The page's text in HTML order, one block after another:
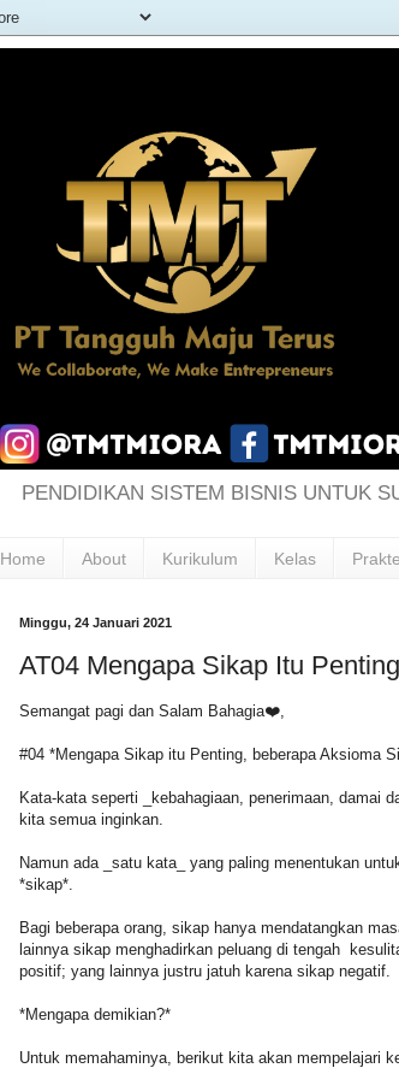
PENDIDIKAN SISTEM BISNIS UNTUK
Home About Kurikulum Kelas
Minggu, 24 Januari 2021
AT04 Mengapa Sikap Itu
Semangat pagi dan Salam Bahagia❤️,
#04 *Mengapa Sikap itu Penting, beberapa Aksioma
Kata-kata seperti _kebahagiaan, penerimaan, damai
kita semua inginkan.
Namun ada _satu kata_ yang paling menentukan
*sikap*.
Bagi beberapa orang, sikap hanya mendatangkan
lainnya sikap menghadirkan peluang di tengah
positif; yang lainnya justru jatuh karena sikap negatif.
*Mengapa demikian?*
Untuk memahaminya, berikut kita akan mempelajari